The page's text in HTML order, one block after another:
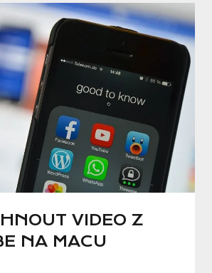
VIDEO Z
NA MACU